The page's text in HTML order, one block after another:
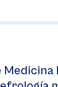
Medicina